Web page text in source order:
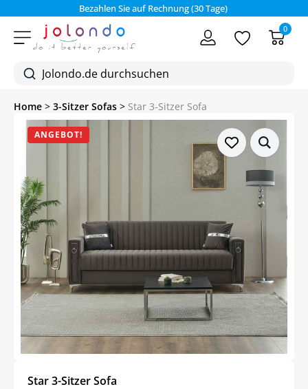
Bezahlen Sie auf Rechnung (30 Tage)
0
Home > 3-Sitzer Sofas > Star 3-Sitzer Sofa
ANGEBOT!
Star 3-Sitzer Sofa